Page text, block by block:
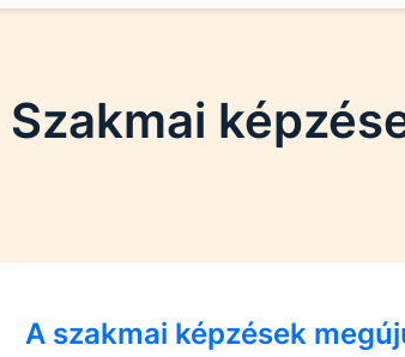
Szakmai
A szakmai képzések